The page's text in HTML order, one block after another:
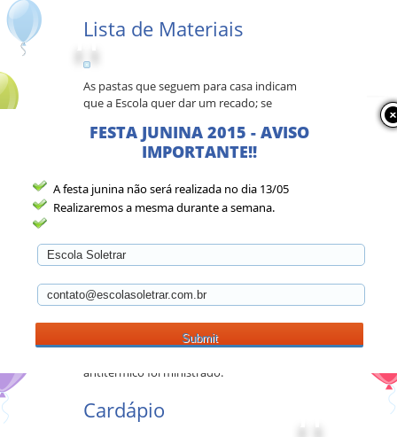
Lista de Materiais
As pastas que seguem para casa indicam
que a Escola quer dar um recado; se
É fundamental que os textos sejam
retirados e que a pasta RETORNE para a
As agendas fazem parte da nossa rotina. É
fundamental que ela retorne para a Escola,
especiais; solicitação de refeições;
uniformes, envio de dinheiro…
* é imprescindível que a família comunique,
POR ESCRITO NA AGENDA, se a criança
necessita de medicação.
Nos casos de febre é fundamental que seja
antitérmico foi ministrado.
Cardápio
FESTA JUNINA 2015 - AVISO
IMPORTANTE!!
A festa junina não será realizada no dia 13/05
Realizaremos a mesma durante a semana.